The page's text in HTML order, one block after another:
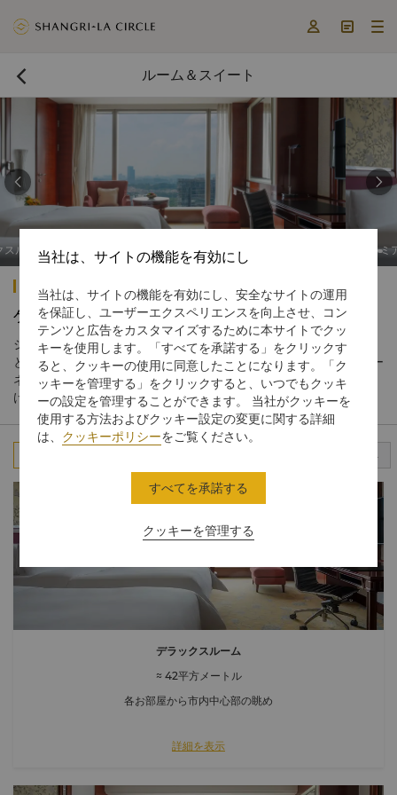
  
 ルーム＆スイート
プレミアリバービュー ル
 
シャングリ・ラ 広州
ゲストルーム
シャングリ・ラホテル広州では、広々として豪華なゲストルーム
とスイートを704室ご用意しております。全室に、無料のインター
ネット接続や液晶テレビ、珠江または緑豊かな庭園をご覧いただ
けるパノラマウィンドウが備わっております。
スイート
デラックスルーム
≈ 42平方メートル
各お部屋から市内中心部の眺め
詳細を表示
当社は、サイトの機能を有効にし
当社は、サイトの機能を有効にし、安全なサイトの運用
を保証し、ユーザーエクスペリエンスを向上させ、コン
テンツと広告をカスタマイズするために本サイトでクッ
キーを使用します。「すべてを承諾する」をクリックす
ると、クッキーの使用に同意したことになります。「ク
ッキーを管理する」をクリックすると、いつでもクッキ
ーの設定を管理することができます。 当社がクッキーを
使用する方法およびクッキー設定の変更に関する詳細
は、 クッキーポリシーをご覧ください。
クッキーを管理する
すべてを承諾する